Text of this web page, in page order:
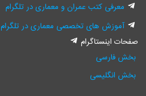
معرفی کتب عمران و معماری در تلگرام
آموزش های تخصصی معماری در تلگرام
صفحات اینستاگرام
بخش فارسی
بخش انگلیسی